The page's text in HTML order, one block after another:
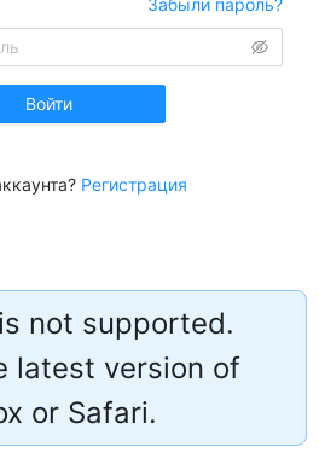
Войти
Регистрация
на
not supported.
latest version of
or Safari.